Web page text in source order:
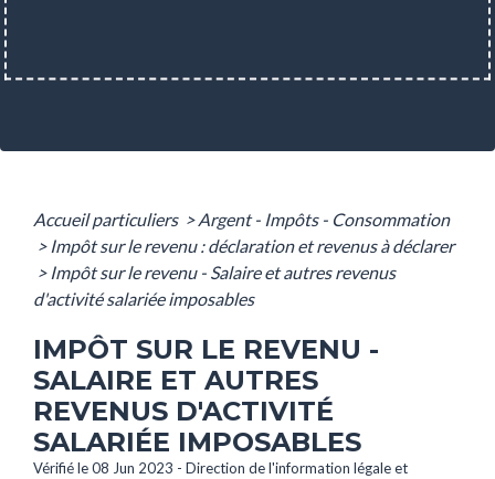
Accueil particuliers > Argent - Impôts - Consommation
> Impôt sur le revenu : déclaration et revenus à déclarer
> Impôt sur le revenu - Salaire et autres revenus
d'activité salariée imposables
IMPÔT SUR LE REVENU -
SALAIRE ET AUTRES
REVENUS D'ACTIVITÉ
SALARIÉE IMPOSABLES
Vérifié le 08 Jun 2023 - Direction de l'information légale et